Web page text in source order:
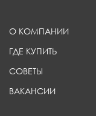
О КОМПАНИИ
ГДЕ КУПИТЬ
СОВЕТЫ
ВАКАНСИИ